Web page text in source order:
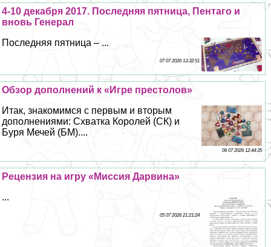
4-10 декабря 2017. Последняя пятница, Пентаго и
вновь Генерал
Последняя пятница – ...
07 07 2026 13:32:51
Обзор дополнений к «Игре престолов»
Итак, знакомимся с первым и вторым
дополнениями: Схватка Королей (СК) и
Буря Мечей (БМ)....
06 07 2026 12:44:35
Рецензия на игру «Миссия Дарвина»
...
05 07 2026 21:21:24